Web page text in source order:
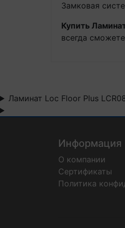
Замковая
Купить
всегда
Ламинат Loc Floor Plus
Информация
О компании
Сертификаты
Политика